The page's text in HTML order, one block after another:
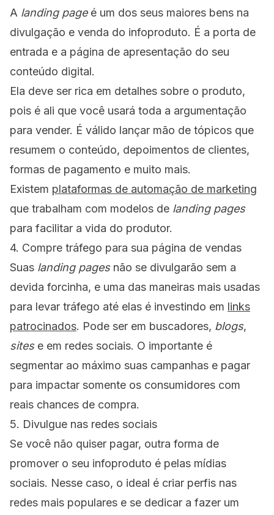
A landing pageé um dos seus maiores bens na
divulgação e venda do infoproduto. É a porta de
entrada e a página de apresentação do seu
conteúdo digital.
Ela deve ser rica em detalhes sobre o produto,
pois é ali que você usará toda a argumentação
para vender. É válido lançar mão de tópicos que
resumem o conteúdo, depoimentos de clientes,
formas de pagamento e muito mais.
Existem plataformas de automação de marketing
que trabalham com modelos de landing pages
para facilitar a vida do produtor.
4. Compre tráfego para sua página de vendas
Suas landing pagesnão se divulgarão sem a
devida forcinha, e uma das maneiras mais usadas
para levar tráfego até elas é investindo em links
patrocinados. Pode ser em buscadores, blogs,
sitese em redes sociais. O importante é
segmentar ao máximo suas campanhas e pagar
para impactar somente os consumidores com
reais chances de compra.
5. Divulgue nas redes sociais
Se você não quiser pagar, outra forma de
promover o seu infoproduto é pelas mídias
sociais. Nesse caso, o ideal é criar perfis nas
redes mais populares e se dedicar a fazer um